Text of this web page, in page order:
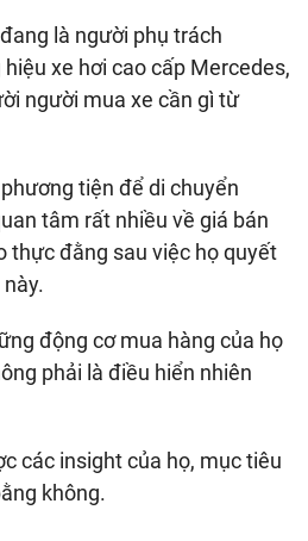
là người phụ trách
xe hơi cao cấp Mercedes,
người mua xe cần gì từ
tiện để di chuyển
tâm rất nhiều về giá bán
thực đằng sau việc họ quyết
động cơ mua hàng của họ
phải là điều hiển nhiên
các insight của họ, mục tiêu
không.